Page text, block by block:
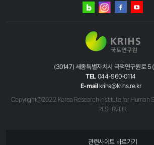
네이버
인스타그램
(30147) 세종특별자치시 국책연구원로 5
TEL 044-960-0114
E-mail krihs@krihs.re.kr
Copyright@2022 Korea Research Institute for Human
RESERVED.
관련사이트 바로가기